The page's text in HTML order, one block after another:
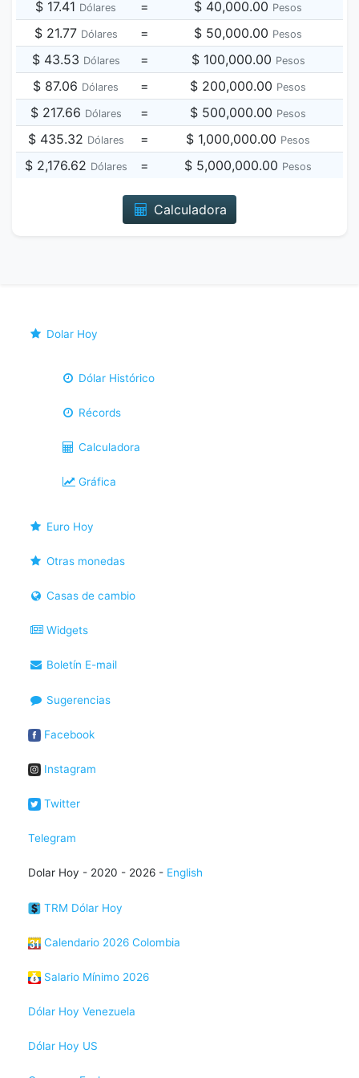
$ 17.41 Dólares = $ 40,000.00 Pesos
$ 21.77 Dólares = $ 50,000.00 Pesos
$ 43.53 Dólares = $ 100,000.00 Pesos
$ 87.06 Dólares = $ 200,000.00 Pesos
$ 217.66 Dólares = $ 500,000.00 Pesos
$ 435.32 Dólares = $ 1,000,000.00 Pesos
$ 2,176.62 Dólares = $ 5,000,000.00 Pesos
Calculadora
Dolar Hoy
Dólar Histórico
Récords
Calculadora
Gráfica
Euro Hoy
Otras monedas
Casas de cambio
Widgets
Boletín E-mail
Sugerencias
Facebook
Instagram
Twitter
Telegram
Dolar Hoy - 2020 - 2026 - English
TRM Dólar Hoy
Calendario 2026 Colombia
Salario Mínimo 2026
Dólar Hoy Venezuela
Dólar Hoy US